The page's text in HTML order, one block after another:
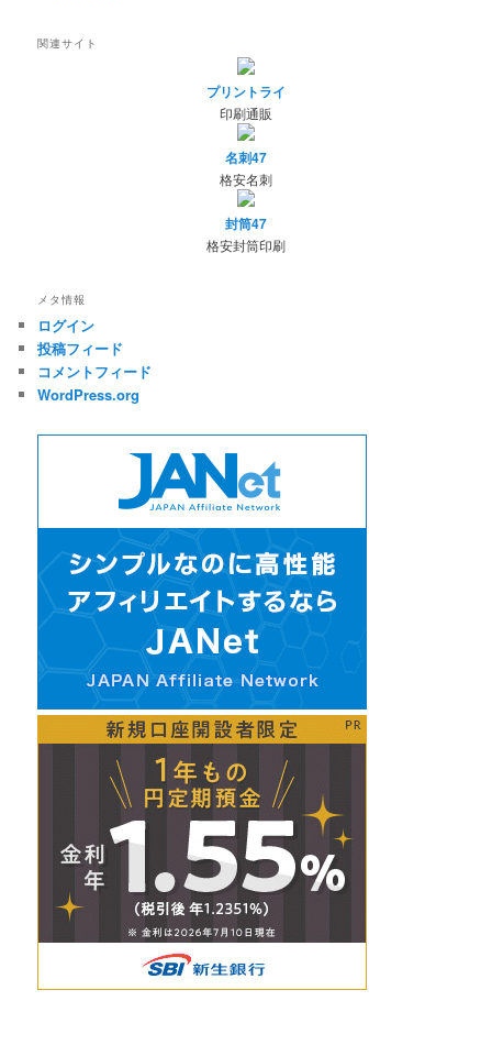
関連サイト
プリントライ
印刷通販
名刺47
格安名刺
封筒47
格安封筒印刷
メタ情報
ログイン
投稿フィード
コメントフィード
WordPress.org